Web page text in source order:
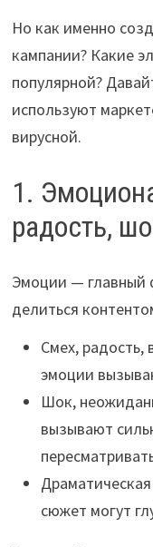
Но как именно
кампании? Какие
популярной?
используют
вирусной.
1.
радость,
Эмоции — главный
делиться
Смех,
эмоции
Шок,
вызывают
сюжет могут